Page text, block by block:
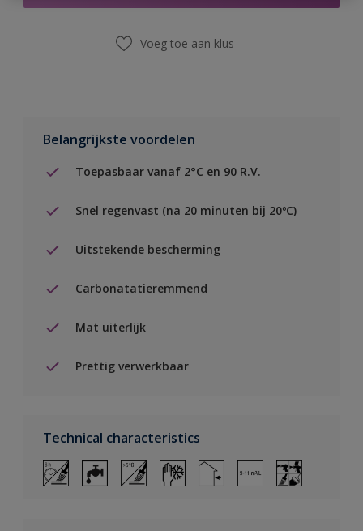
Voeg toe aan klus
Belangrijkste voordelen
Toepasbaar vanaf 2°C en 90 R.V.
Snel regenvast (na 20 minuten bij 20ºC)
Uitstekende bescherming
Carbonatatieremmend
Mat uiterlijk
Prettig verwerkbaar
Technical characteristics